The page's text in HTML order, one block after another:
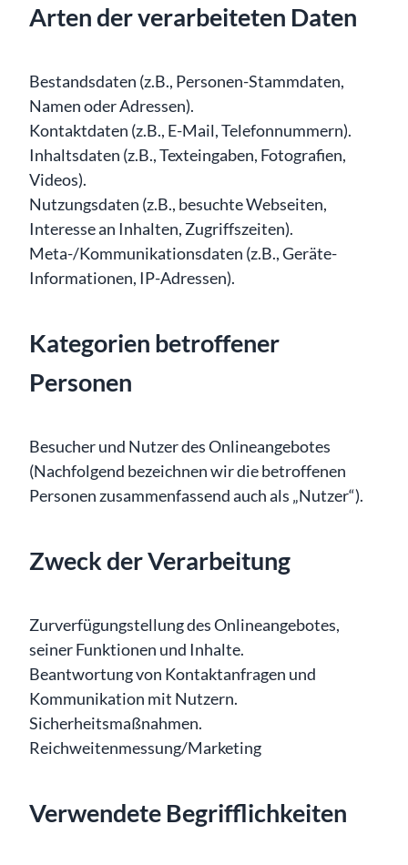
Arten der verarbeiteten Daten
Bestandsdaten (z.B., Personen-Stammdaten,
Namen oder Adressen).
Kontaktdaten (z.B., E-Mail, Telefonnummern).
Inhaltsdaten (z.B., Texteingaben, Fotografien,
Videos).
Nutzungsdaten (z.B., besuchte Webseiten,
Interesse an Inhalten, Zugriffszeiten).
Meta-/Kommunikationsdaten (z.B., Geräte-
Informationen, IP-Adressen).
Kategorien betroffener
Personen
Besucher und Nutzer des Onlineangebotes
(Nachfolgend bezeichnen wir die betroffenen
Personen zusammenfassend auch als „Nutzer“).
Zweck der Verarbeitung
Zurverfügungstellung des Onlineangebotes,
seiner Funktionen und Inhalte.
Beantwortung von Kontaktanfragen und
Kommunikation mit Nutzern.
Sicherheitsmaßnahmen.
Reichweitenmessung/Marketing
Verwendete Begrifflichkeiten